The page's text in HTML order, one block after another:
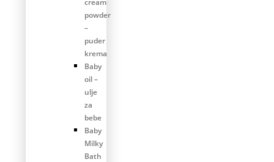
cream
powder
–
puder
krema
Baby
oil –
ulje
za
bebe
Baby
Milky
Bath